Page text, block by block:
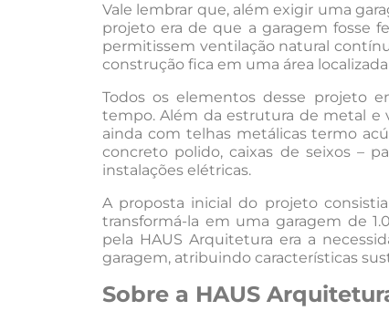
Vale lembrar que, além exigir uma
projeto era de que a garagem fosse
permitissem ventilação natural
construção fica em uma área
Todos os elementos desse projeto
tempo. Além da estrutura de metal e
ainda com telhas metálicas termo
concreto polido, caixas de seixos –
instalações elétricas.
A proposta inicial do projeto
transformá-la em uma garagem de
pela HAUS Arquitetura era a
garagem, atribuindo características
Sobre a HAUS